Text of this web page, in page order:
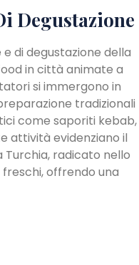
Degustazione
di degustazione della
in città animate a
si immergono in
tradizionali
come saporiti kebab,
attività evidenziano il
radicato nello
offrendo una